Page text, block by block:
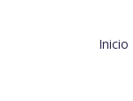
Inicio